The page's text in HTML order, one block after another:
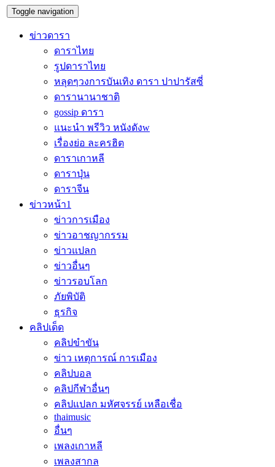
Toggle navigation
ข่าวดารา
ดาราไทย
รูปดาราไทย
หลุดๆวงการบันเทิง ดารา ปาปารัสซี่
ดารานานาชาติ
gossip ดารา
แนะนำ พรีวิว หนังดังw
เรื่องย่อ ละครฮิต
ดาราเกาหลี
ดาราปุ่น
ดาราจีน
ข่าวหน้า1
ข่าวการเมือง
ข่าวอาชญากรรม
ข่าวแปลก
ข่าวอื่นๆ
ข่าวรอบโลก
ภัยพิบัติ
ธุรกิจ
คลิปเด็ด
คลิปขำขัน
ข่าว เหตุการณ์ การเมือง
คลิปบอล
คลิปกีฬาอื่นๆ
คลิปแปลก มหัศจรรย์ เหลือเชื่อ
thaimusic
อื่นๆ
เพลงเกาหลี
เพลงสากล